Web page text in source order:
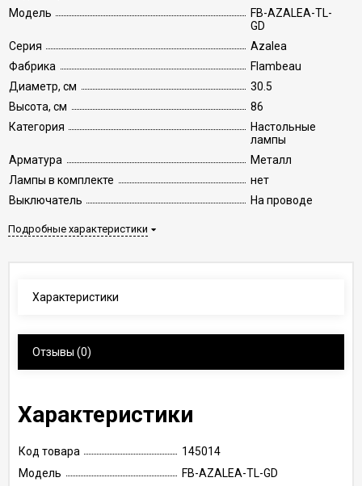
Модель
FB-AZALEA-TL-
GD
Серия
Azalea
Фабрика
Flambeau
Диаметр, см
30.5
Высота, см
86
Категория
Настольные
лампы
Арматура
Металл
Лампы в комплекте
нет
Выключатель
На проводе
Подробные характеристики
Характеристики
Отзывы (0)
Характеристики
Код товара
145014
Модель
FB-AZALEA-TL-GD